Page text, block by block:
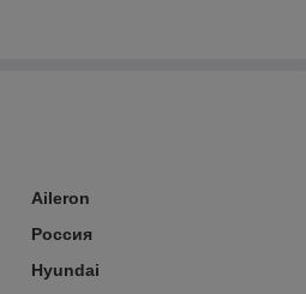
Aileron
Россия
Hyundai